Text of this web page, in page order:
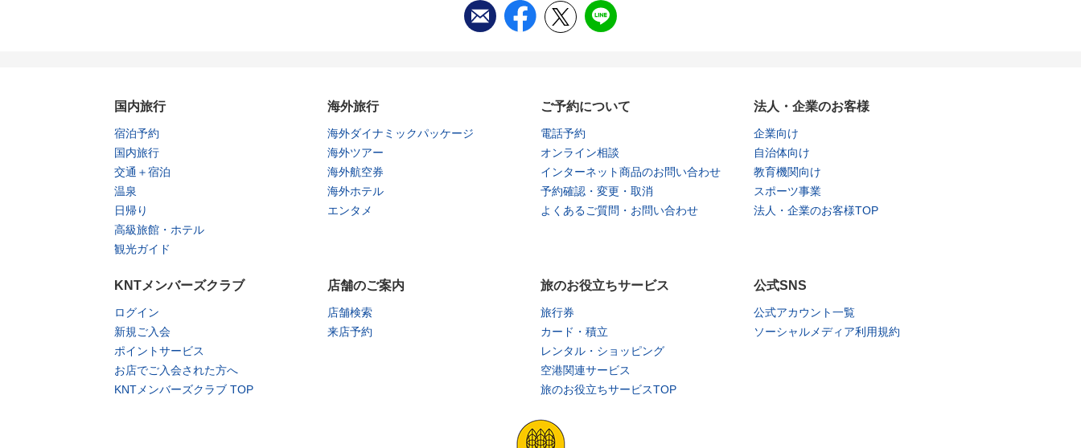
国内旅行
宿泊予約
国内旅行
交通＋宿泊
温泉
日帰り
高級旅館・ホテル
観光ガイド
海外旅行
海外ダイナミックパッケージ
海外ツアー
海外航空券
海外ホテル
エンタメ
ご予約について
電話予約
オンライン相談
インターネット商品のお問い合わせ
予約確認・変更・取消
よくあるご質問・お問い合わせ
法人・企業のお客様
企業向け
自治体向け
教育機関向け
スポーツ事業
法人・企業のお客様TOP
KNTメンバーズクラブ
ログイン
新規ご入会
ポイントサービス
お店でご入会された方へ
KNTメンバーズクラブ TOP
店舗のご案内
店舗検索
来店予約
旅のお役立ちサービス
旅行券
カード・積立
レンタル・ショッピング
空港関連サービス
旅のお役立ちサービスTOP
公式SNS
公式アカウント一覧
ソーシャルメディア利用規約